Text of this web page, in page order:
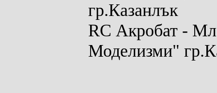
гр.Казанлък
RC Акробат -
Моделизми"